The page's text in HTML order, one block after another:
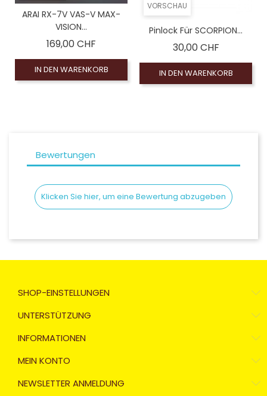
ARAI RX-7V VAS-V MAX-
VISION...
169,00 CHF
IN DEN WARENKORB
VORSCHAU
Pinlock Für SCORPION...
30,00 CHFPreis
IN DEN WARENKORB
Bewertungen
Klicken Sie hier, um eine Bewertung abzugeben
SHOP-EINSTELLUNGEN
UNTERSTÜTZUNG
INFORMATIONEN
MEIN KONTO
NEWSLETTER ANMELDUNG